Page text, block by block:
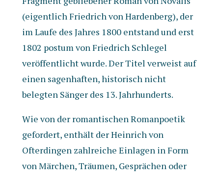
(eigentlich Friedrich von Hardenberg), der
im Laufe des Jahres 1800 entstand und erst
1802 postum von Friedrich Schlegel
veröffentlicht wurde. Der Titel verweist auf
einen sagenhaften, historisch nicht
belegten Sänger des 13. Jahrhunderts.
Wie von der romantischen Romanpoetik
gefordert, enthält der Heinrich von
Ofterdingen zahlreiche Einlagen in Form
von Märchen, Träumen, Gesprächen oder